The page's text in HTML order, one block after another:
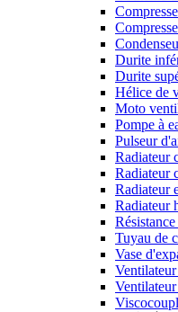
Durite
Durite
Hélice de
Moto
Pompe à
Pulseur
Radiateur
Radiateur
Radiateur
Radiateur
Tuyau de
Vase
Ventilateur